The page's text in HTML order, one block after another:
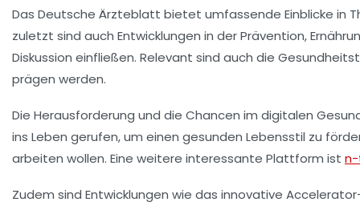
Das Deutsche Ärzteblatt bietet umfassende Einblicke in
zuletzt sind auch Entwicklungen in derPrävention,
Diskussion einfließen. Relevant sind auch die
prägen werden.
Die Herausforderung und die Chancen im digitalen
ins Leben gerufen, um einen gesunden Lebensstil zu
arbeiten wollen. Eine weitere interessante Plattform ist
Zudem sind Entwicklungen wie das innovative